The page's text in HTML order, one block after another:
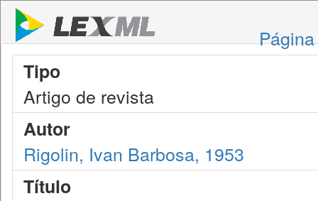
Tipo
Artigo de revista
Autor
Rigolin, Ivan Barbosa, 1953
Título